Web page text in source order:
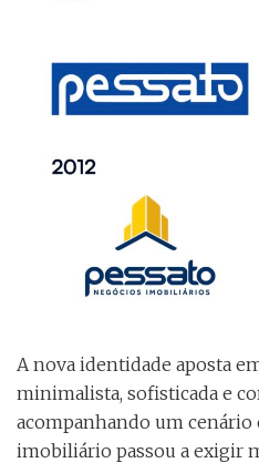
A nova identidade aposta
minimalista, sofisticada e
acompanhando um cenário
imobiliário passou a exigir